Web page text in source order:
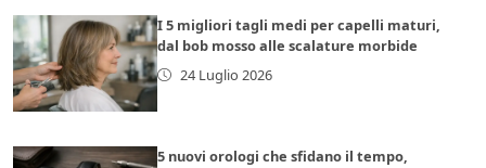
I 5 migliori tagli medi per capelli maturi,
dal bob mosso alle scalature morbide
24 Luglio 2026
5 nuovi orologi che sfidano il tempo,